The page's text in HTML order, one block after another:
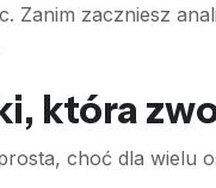
Zanim zaczniesz
która
choć dla wielu